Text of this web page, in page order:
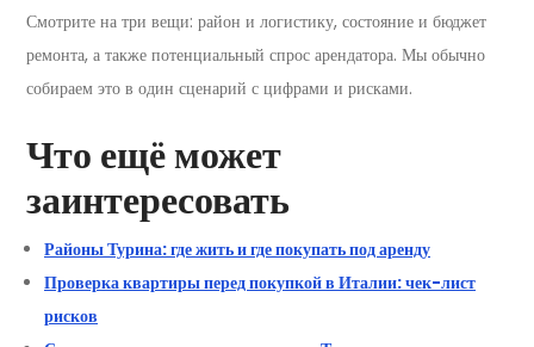
Смотрите на три вещи: район и логистику, состояние и бюджет
ремонта, а также потенциальный спрос арендатора. Мы обычно
собираем это в один сценарий с цифрами и рисками.
Что ещё может
заинтересовать
Районы Турина: где жить и где покупать под аренду
Проверка квартиры перед покупкой в Италии: чек-лист
рисков